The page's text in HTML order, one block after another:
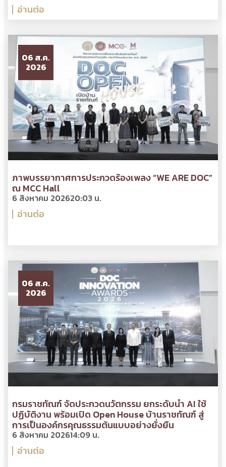
อ่านต่อ
06 ส.ค.
2026
ภาพบรรยากาศการประกวดร้องเพลง “WE ARE DOC”
ณ MCC Hall
6 สิงหาคม 202620:03 น.
อ่านต่อ
06 ส.ค.
2026
กรมราชทัณฑ์ จัดประกวดนวัตกรรม ยกระดับนำ AI ใช้
ปฏิบัติงาน พร้อมเปิด Open House บ้านราชทัณฑ์ สู่
การเป็นองค์กรคุณธรรมต้นแบบอย่างยั่งยืน
6 สิงหาคม 202614:09 น.
อ่านต่อ